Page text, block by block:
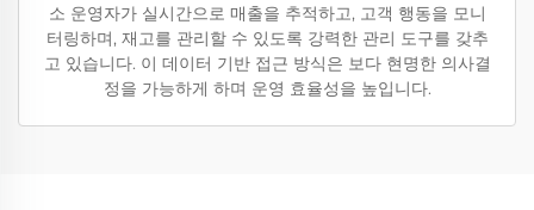
소 운영자가 실시간으로 매출을 추적하고, 고객 행동을 모니
터링하며, 재고를 관리할 수 있도록 강력한 관리 도구를 갖추
고 있습니다. 이 데이터 기반 접근 방식은 보다 현명한 의사결
정을 가능하게 하며 운영 효율성을 높입니다.